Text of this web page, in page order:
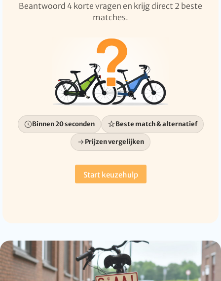
Beantwoord 4 korte vragen en krijg direct 2 beste
matches.
Binnen 20 seconden Beste match & alternatief
Prijzen vergelijken
Start keuzehulp